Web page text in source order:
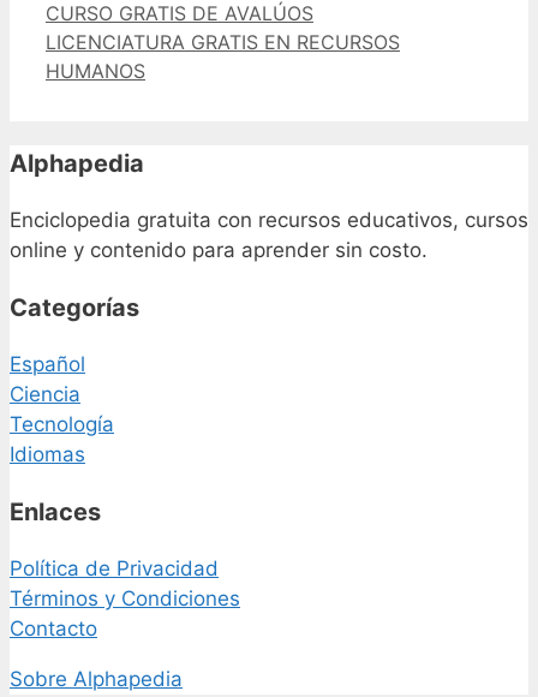
CURSO GRATIS DE AVALÚOS
LICENCIATURA GRATIS EN RECURSOS
HUMANOS
Alphapedia
Enciclopedia gratuita con recursos educativos, cursos
online y contenido para aprender sin costo.
Categorías
Español
Ciencia
Tecnología
Idiomas
Enlaces
Política de Privacidad
Términos y Condiciones
Contacto
Sobre Alphapedia